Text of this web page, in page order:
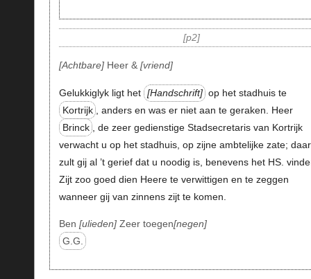
p2
Achtbare Heer & vriend
Gelukkiglyk ligt het Handschrift
op het stadhuis te
Kortrijk
, anders en was er niet aan te geraken. Heer
Brinck
, de zeer gedienstige Stadsecretaris van Kortrijk
verwacht u op het stadhuis, op zijne ambtelijke zate; daar
zult gij al ’t gerief dat u noodig is, benevens het HS.
Zijt zoo goed dien Heere te verwittigen en te zeggen
wanneer gij van zinnens zijt te komen.
Ben ulieden Zeer toegen negen
G.G.